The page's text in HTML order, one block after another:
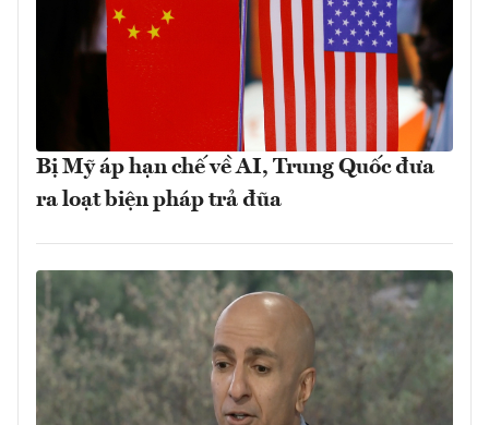
Bị Mỹ áp hạn chế về AI, Trung Quốc đưa
ra loạt biện pháp trả đũa